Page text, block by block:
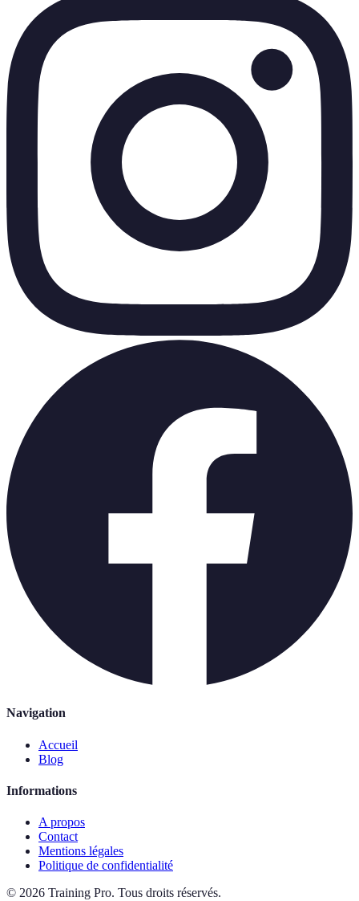
Navigation
Accueil
Blog
Informations
A propos
Contact
Mentions légales
Politique de confidentialité
© 2026 Training Pro. Tous droits réservés.